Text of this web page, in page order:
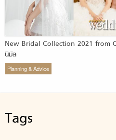
New Bridal Collection 2021 from
นิมัล
Planning & Advice
Tags